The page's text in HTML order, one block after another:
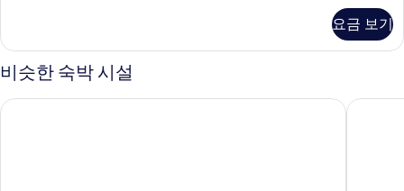
브
층
사
티
층
세
전
망
사
진
대
개,
원
요금 보기
비슷한 숙박 시설
콘래드 상하이 상하이